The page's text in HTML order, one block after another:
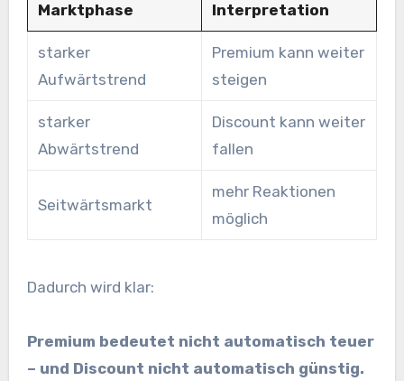
Marktphase Interpretation
starker
Aufwärtstrend
Premium kann weiter
steigen
starker
Abwärtstrend
Discount kann weiter
fallen
Seitwärtsmarkt
mehr Reaktionen
möglich
Dadurch wird klar:
Premium bedeutet nicht automatisch teuer
– und Discount nicht automatisch günstig.